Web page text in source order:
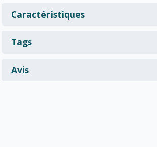
Caractéristiques
Tags
Avis